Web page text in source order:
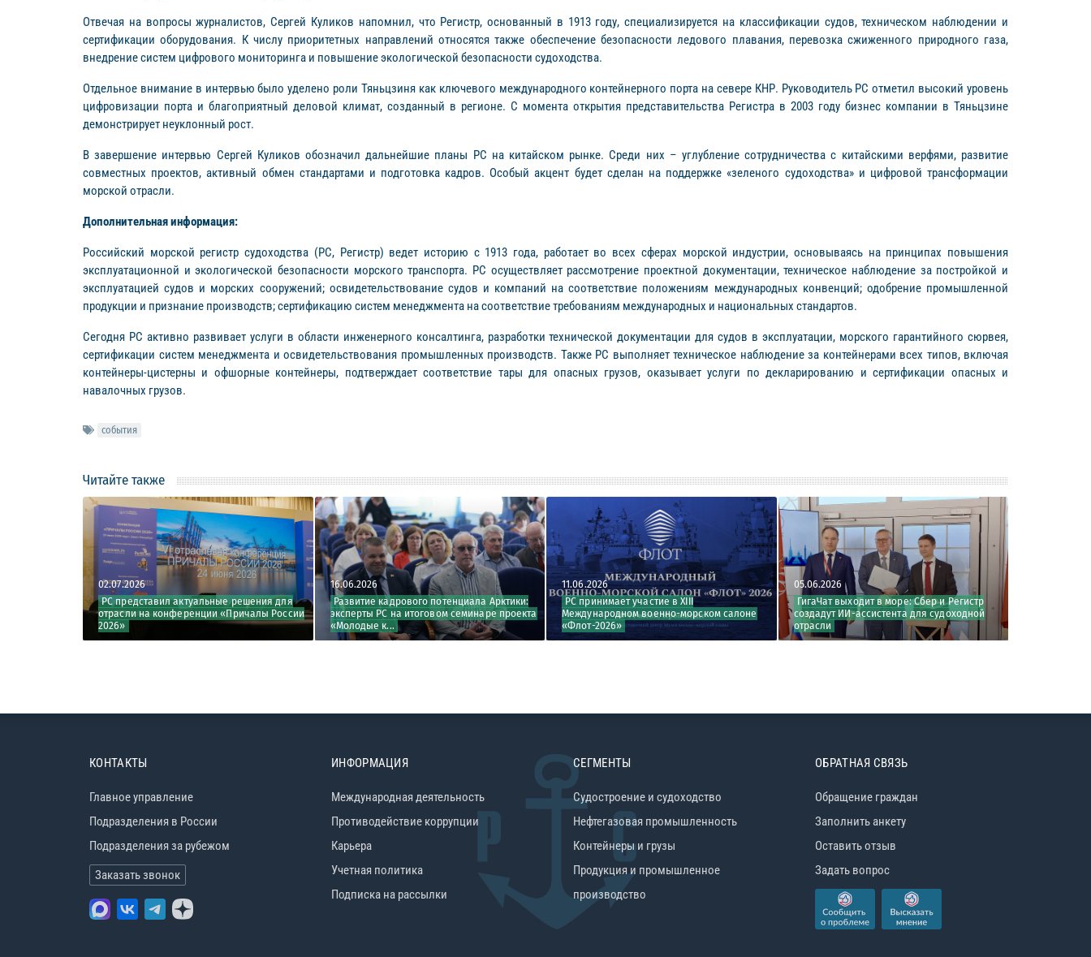
Отвечая на вопросы журналистов, Сергей Куликов напомнил, что Регистр, основанный в 1913 году, специализируется на классификации судов, техническом наблюдении и
сертификации оборудования. К числу приоритетных направлений относятся также обеспечение безопасности ледового плавания, перевозка сжиженного природного газа,
внедрение систем цифрового мониторинга и повышение экологической безопасности судоходства.
Отдельное внимание в интервью было уделено роли Тяньцзиня как ключевого международного контейнерного порта на севере КНР. Руководитель РС отметил высокий уровень
цифровизации порта и благоприятный деловой климат, созданный в регионе. С момента открытия представительства Регистра в 2003 году бизнес компании в Тяньцзине
демонстрирует неуклонный рост.
В завершение интервью Сергей Куликов обозначил дальнейшие планы РС на китайском рынке. Среди них – углубление сотрудничества с китайскими верфями, развитие
совместных проектов, активный обмен стандартами и подготовка кадров. Особый акцент будет сделан на поддержке «зеленого судоходства» и цифровой трансформации
морской отрасли.
Дополнительная информация:
Российский морской регистр судоходства (РС, Регистр) ведет историю с 1913 года, работает во всех сферах морской индустрии, основываясь на принципах повышения
эксплуатационной и экологической безопасности морского транспорта. РС осуществляет рассмотрение проектной документации, техническое наблюдение за постройкой и
эксплуатацией судов и морских сооружений; освидетельствование судов и компаний на соответствие положениям международных конвенций; одобрение промышленной
продукции и признание производств; сертификацию систем менеджмента на соответствие требованиям международных и национальных стандартов.
Сегодня РС активно развивает услуги в области инженерного консалтинга, разработки технической документации для судов в эксплуатации, морского гарантийного сюрвея,
сертификации систем менеджмента и освидетельствования промышленных производств. Также РС выполняет техническое наблюдение за контейнерами всех типов, включая
контейнеры-цистерны и офшорные контейнеры, подтверждает соответствие тары для опасных грузов, оказывает услуги по декларированию и сертификации опасных и
навалочных грузов.
события
Читайте также
02.07.2026
РС представил актуальные решения для
отрасли на конференции «Причалы России
2026»
16.06.2026
Развитие кадрового потенциала Арктики:
эксперты РС на итоговом семинаре проекта
«Молодые к...
11.06.2026
РС принимает участие в XIII
Международном военно-морском салоне
«Флот-2026»
05.06.2026
ГигаЧат выходит в море: Сбер и Регистр
создадут ИИ-ассистента для судоходной
отрасли
КОНТАКТЫ
Главное управление
Подразделения в России
Подразделения за рубежом
Заказать звонок
ИНФОРМАЦИЯ
Международная деятельность
Противодействие коррупции
Карьера
Учетная политика
Подписка на рассылки
СЕГМЕНТЫ
Судостроение и судоходство
Нефтегазовая промышленность
Контейнеры и грузы
Продукция и промышленное
производство
ОБРАТНАЯ СВЯЗЬ
Обращение граждан
Заполнить анкету
Оставить отзыв
Задать вопрос